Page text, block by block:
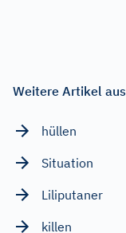
Weitere Artikel
hüllen
Situation
Liliputaner
killen